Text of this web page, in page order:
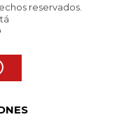
reservados.